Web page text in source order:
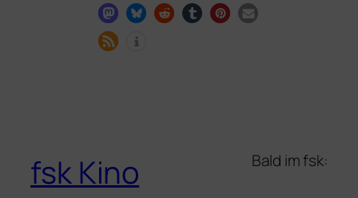
fsk Kino Bald im fsk: